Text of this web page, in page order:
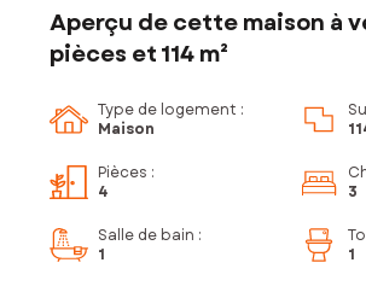
Aperçu de cette maison à
pièces et 114 m²
Type de logement :
Maison
Pièces :
4
3
Salle de bain :
1
1